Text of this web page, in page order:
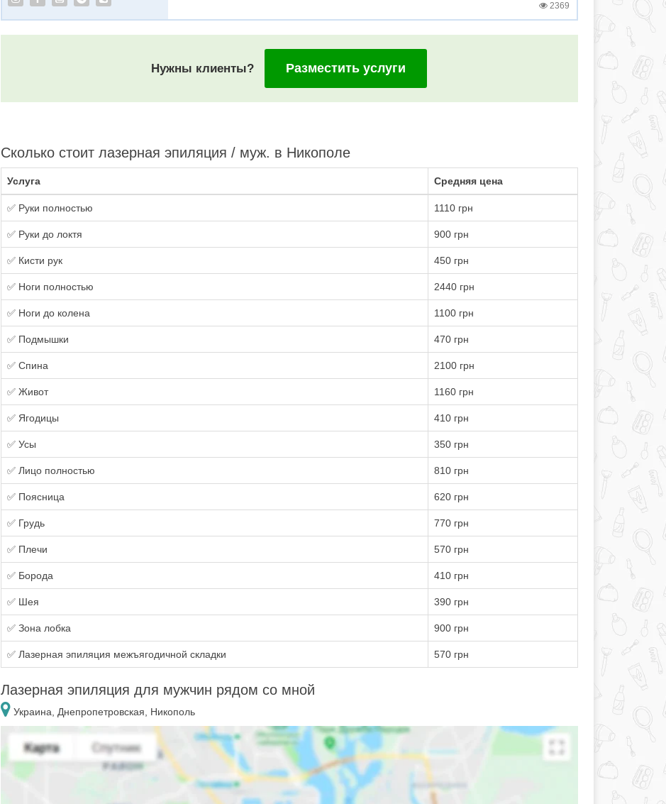
2369
Нужны клиенты? Разместить услуги
Сколько стоит лазерная эпиляция / муж. в Никополе
Услуга Средняя цена
✅ Руки полностью 1110 грн
✅ Руки до локтя 900 грн
✅ Кисти рук 450 грн
✅ Ноги полностью 2440 грн
✅ Ноги до колена 1100 грн
✅ Подмышки 470 грн
✅ Спина 2100 грн
✅ Живот 1160 грн
✅ Ягодицы 410 грн
✅ Усы 350 грн
✅ Лицо полностью 810 грн
✅ Поясница 620 грн
✅ Грудь 770 грн
✅ Плечи 570 грн
✅ Борода 410 грн
✅ Шея 390 грн
✅ Зона лобка 900 грн
✅ Лазерная эпиляция межъягодичной складки 570 грн
Лазерная эпиляция для мужчин рядом со мной
Украина, Днепропетровская, Никополь